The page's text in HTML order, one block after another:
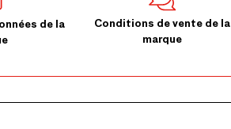
de la
Conditions de vente de la
marque